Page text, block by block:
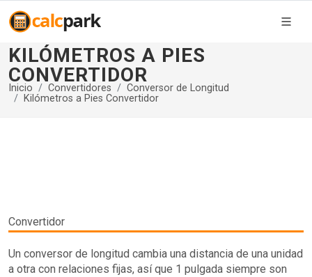
KILÓMETROS A PIES
CONVERTIDOR
Inicio Convertidores
Conversor de Longitud
Kilómetros a Pies Convertidor
Convertidor
Un conversor de longitud cambia una distancia de una unidad
a otra con relaciones fijas, así que 1 pulgada siempre son